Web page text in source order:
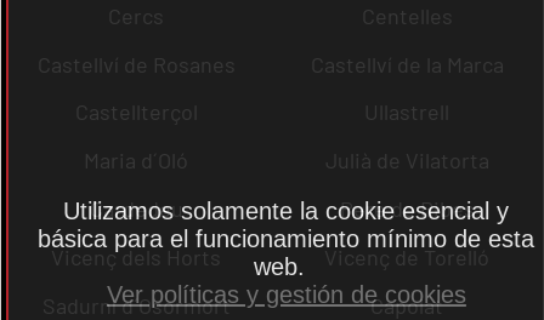
Cercs
Centelles
Castellví de Rosanes
Castellví de la Marca
Castellterçol
Ullastrell
Maria d´Oló
Julià de Vilatorta
Cardedeu
Pere de Ribes
Vicenç dels Horts
Vicenç de Torelló
Sadurní d´Osormort
Capolat
Utilizamos solamente la cookie esencial y
básica para el funcionamiento mínimo de esta
web.
Ver políticas y gestión de cookies